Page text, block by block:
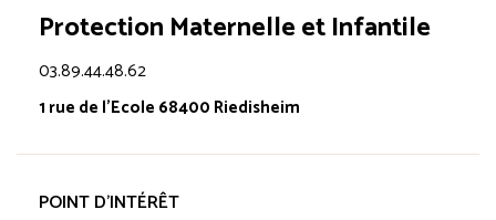
Protection Maternelle et Infantile
03.89.44.48.62
1 rue de l'Ecole 68400 Riedisheim
POINT D'INTÉRÊT